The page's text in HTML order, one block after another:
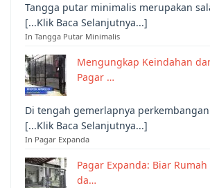
Tangga putar minimalis merupakan
[...Klik Baca Selanjutnya...]
In Tangga Putar Minimalis
Mengungkap Keindahan
Pagar …
Di tengah gemerlapnya
[...Klik Baca Selanjutnya...]
In Pagar Expanda
Pagar Expanda: Biar
da…